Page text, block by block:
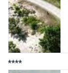
****